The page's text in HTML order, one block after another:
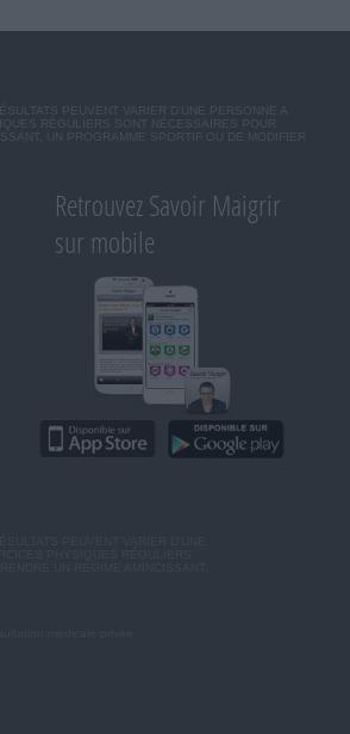
PEUVENT VARIER D'UNE PERSONNE A
RÉGULIERS SONT NÉCESSAIRES POUR
UN PROGRAMME SPORTIF OU DE MODIFIER
Retrouvez Savoir Maigrir
sur mobile